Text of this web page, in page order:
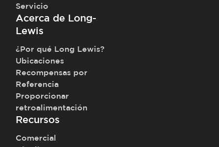
Servicio
Acerca de Long-
Lewis
¿Por qué Long Lewis?
Ubicaciones
Recompensas por
Referencia
Proporcionar
retroalimentación
Recursos
Comercial